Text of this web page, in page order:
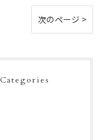
次のページ >
Categories